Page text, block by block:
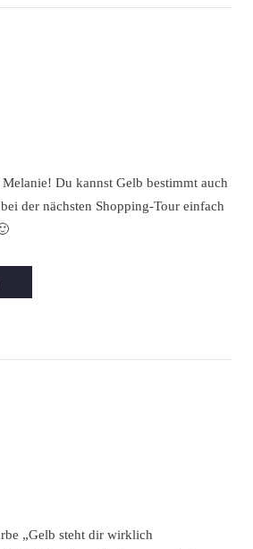
Du kannst Gelb bestimmt auch
der nächsten Shopping-Tour einfach
„Gelb steht dir wirklich